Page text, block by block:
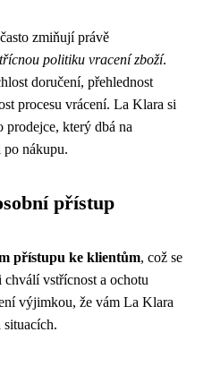
zmiňují právě
politiku vracení zboží.
doručení, přehlednost
procesu vrácení. La Klara si
prodejce, který dbá na
po nákupu.
přístup
přístupu ke klientům, což se
vstřícnost a ochotu
výjimkou, že vám La Klara